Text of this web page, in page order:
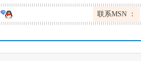
联系MSN ：